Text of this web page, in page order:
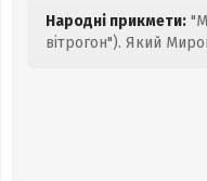
Народні прикмети:
вітрогон"). Який